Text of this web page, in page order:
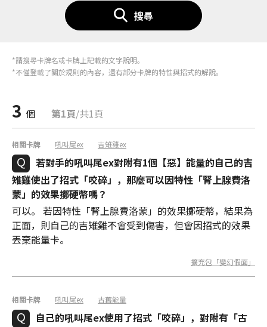
搜尋
*請搜尋卡牌名或卡牌上記載的文字說明。
*不僅登載了關於規則的內容，還有部分卡牌的特性與招式的解說。
3 個 第1頁/共1頁
相關卡牌 吼叫尾ex 吉雉雞ex
若對手的吼叫尾ex對附有1個【惡】能量的自己的吉
雉雞使出了招式「咬碎」，那麼可以因特性「腎上腺費洛
蒙」的效果擲硬幣嗎？
可以。 若因特性「腎上腺費洛蒙」的效果擲硬幣，結果為
正面，則自己的吉雉雞不會受到傷害，但會因招式的效果
丟棄能量卡。
擴充包「變幻假面」
相關卡牌 吼叫尾ex 古舊能量
自己的吼叫尾ex使用了招式「咬碎」，對附有「古